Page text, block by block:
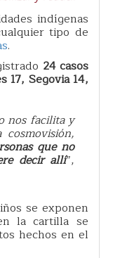
indígenas
tipo de
.
24 casos
17, Segovia 14,
nos facilita y
que no
decir allí”,
se exponen
la cartilla se
hechos en el